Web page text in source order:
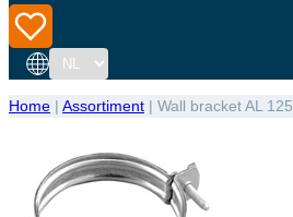
Taal
Home | Assortiment | Wall bracket AL 125